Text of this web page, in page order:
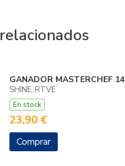
GANADOR MASTERCHEF 14
SHINE, RTVE
En stock
23,90 €
Comprar